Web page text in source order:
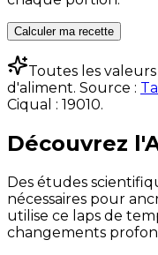
Calculer ma recette
Toutes les
d'aliment. Source :
Ciqual : 19010.
Découvrez
Des études
nécessaires pour
utilise ce laps de
changements